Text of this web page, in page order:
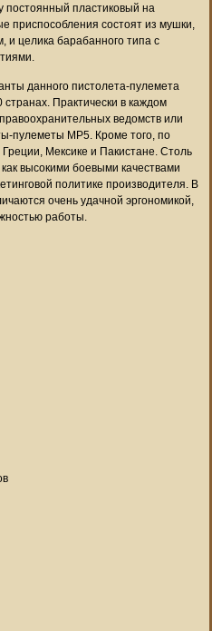
постоянный пластиковый на
приспособления состоят из мушки,
целика барабанного типа с
данного пистолета-пулемета
Практически в каждом
ведомств или
пулеметы MP5. Кроме того, по
Мексике и Пакистане. Столь
высокими боевыми качествами
политике производителя. В
очень удачной эргономикой,
работы.